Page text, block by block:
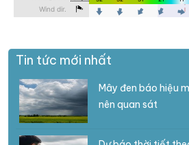
Tin tức mới nhất
Mây đen báo hiệu
nên quan sát